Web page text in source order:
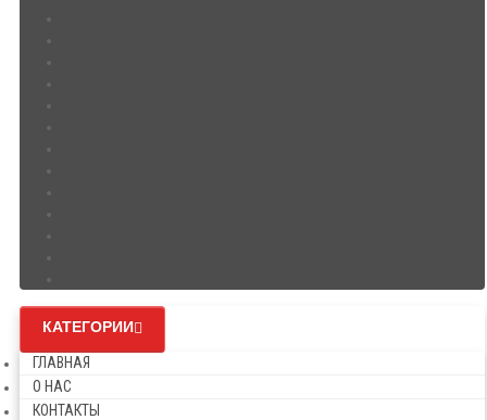
КАТЕГОРИИ
ГЛАВНАЯ
О НАС
КОНТАКТЫ